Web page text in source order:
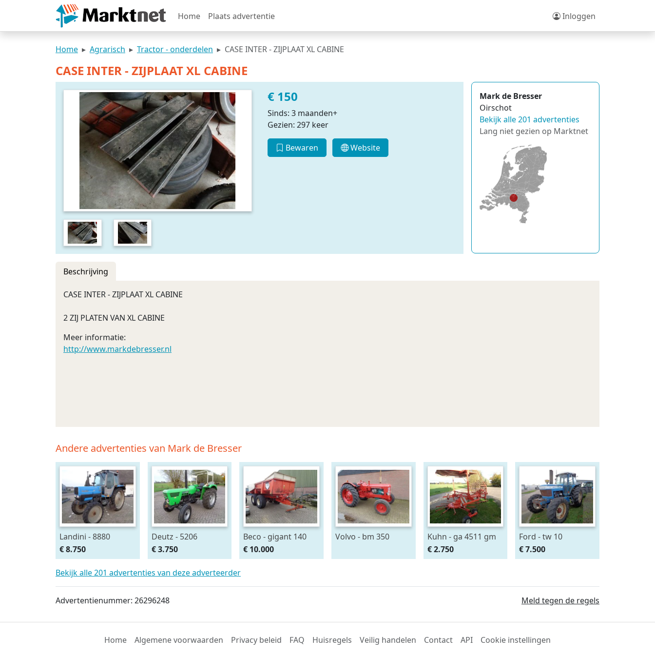
Home Plaats advertentie Inloggen
Home Agrarisch Tractor - onderdelen CASE INTER - ZIJPLAAT XL CABINE
CASE INTER - ZIJPLAAT XL CABINE
€ 150
Sinds: 3 maanden+
Gezien: 297 keer
Bewaren Website
Mark de Bresser
Oirschot
Bekijk alle 201 advertenties
Lang niet gezien op Marktnet
Beschrijving
CASE INTER - ZIJPLAAT XL CABINE
2 ZIJ PLATEN VAN XL CABINE
Meer informatie:
http://www.markdebresser.nl
Andere advertenties van Mark de Bresser
Landini - 8880
€ 8.750
Deutz - 5206
€ 3.750
Beco - gigant 140
€ 10.000
Volvo - bm 350
Kuhn - ga 4511 gm
€ 2.750
Ford - tw 10
€ 7.500
Bekijk alle 201 advertenties van deze adverteerder
Advertentienummer: 26296248 Meld tegen de regels
Home Algemene voorwaarden Privacy beleid FAQ Huisregels Veilig handelen Contact API Cookie instellingen